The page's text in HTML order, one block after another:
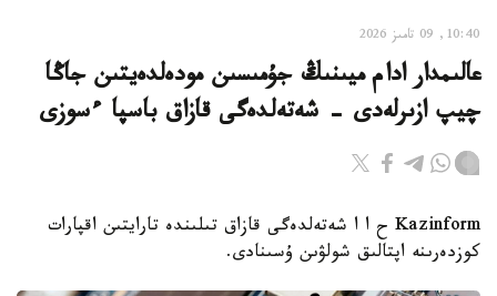
10:40, 09 تامىز 2026
عالىمدار ادام ميىنىڭ جۇمىسىن مودەلدەيتىن جاڭا
چيپ ازىرلەدى - شەتەلدەگى قازاق باسپا ءسوزى
Kazinform ح ا ا شەتەلدەگى قازاق تىلىندە تارايتىن اقپارات
كوزدەرىنە اپتالىق شولۋىن ۇسىنادى.